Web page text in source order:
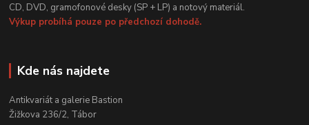
CD, DVD, gramofonové desky (SP + LP) a notový materiál.
Výkup probíhá pouze po předchozí dohodě.
Kde nás najdete
Antikvariát a galerie Bastion
Žižkova 236/2, Tábor